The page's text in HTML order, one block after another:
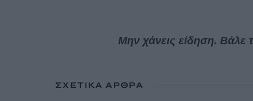
Μην χάνεις είδηση. Βάλε
ΣΧΕΤΙΚΆ ΆΡΘΡΑ